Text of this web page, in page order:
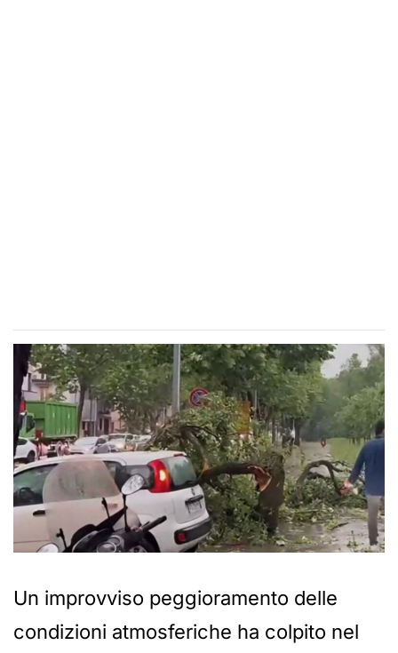
Un improvviso peggioramento delle
condizioni atmosferiche ha colpito nel